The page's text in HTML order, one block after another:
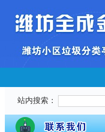
站内搜索：